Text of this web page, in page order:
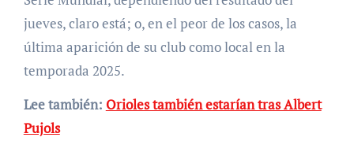
jueves, claro está; o, en el peor de los casos, la
última aparición de su club como local en la
temporada 2025.
Lee también: Orioles también estarían tras Albert
Pujols